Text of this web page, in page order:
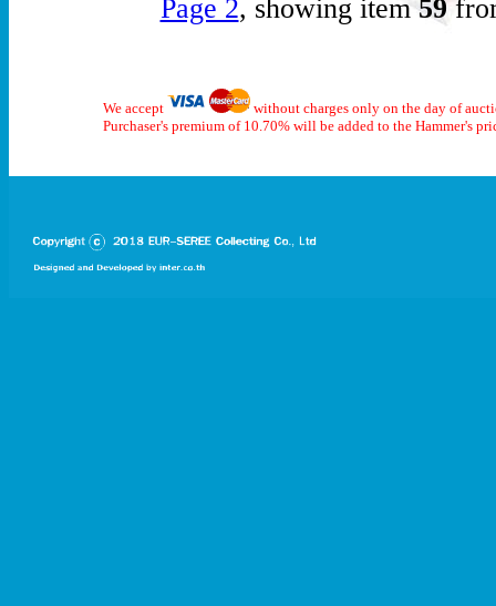
Page 2, showing item59
We accept
without charges only on the day of
Purchaser's premium of 10.70% will be added to the Hammer's